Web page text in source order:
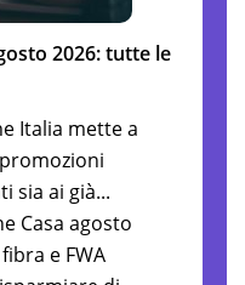
2026: tutte le
Italia mette a
sia ai già...
Casa agosto
e FWA